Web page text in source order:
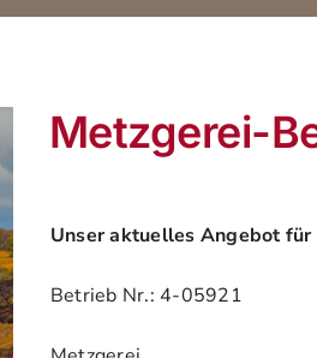
Metzgerei-
Unser aktuelles Angebot für
Betrieb Nr.: 4-05921